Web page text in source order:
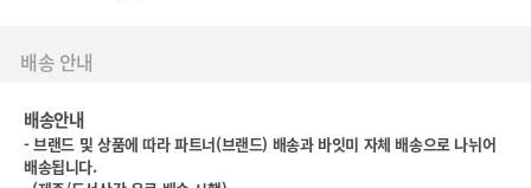
배송 안내
배송안내
- 브랜드 및 상품에 따라 파트너(브랜드) 배송과 바잇미 자체 배송으로 나뉘어
배송됩니다.